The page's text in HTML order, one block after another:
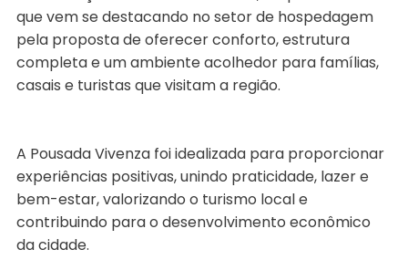
que vem se destacando no setor de hospedagem
pela proposta de oferecer conforto, estrutura
completa e um ambiente acolhedor para famílias,
casais e turistas que visitam a região.
A Pousada Vivenza foi idealizada para proporcionar
experiências positivas, unindo praticidade, lazer e
bem-estar, valorizando o turismo local e
contribuindo para o desenvolvimento econômico
da cidade.